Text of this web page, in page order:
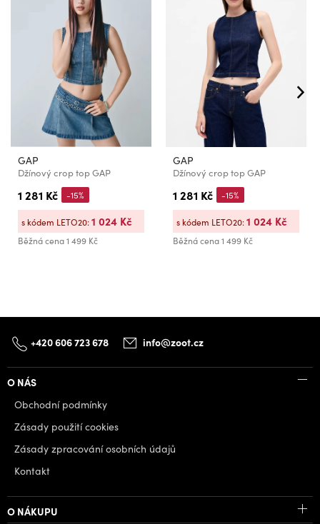
GAP
Džínový crop top GAP
1 281 Kč
Běžná cena1 499 Kč
-15%
s kódem LETO20:1 024 Kč
GAP
Džínový crop top GAP
1 281 Kč
Běžná cena1 499 Kč
-15%
s kódem LETO20:1 024 Kč
+420 606 723 678 info@zoot.cz
O NÁS
Obchodní podmínky
Zásady použití cookies
Zásady zpracování osobních údajů
Kontakt
O NÁKUPU